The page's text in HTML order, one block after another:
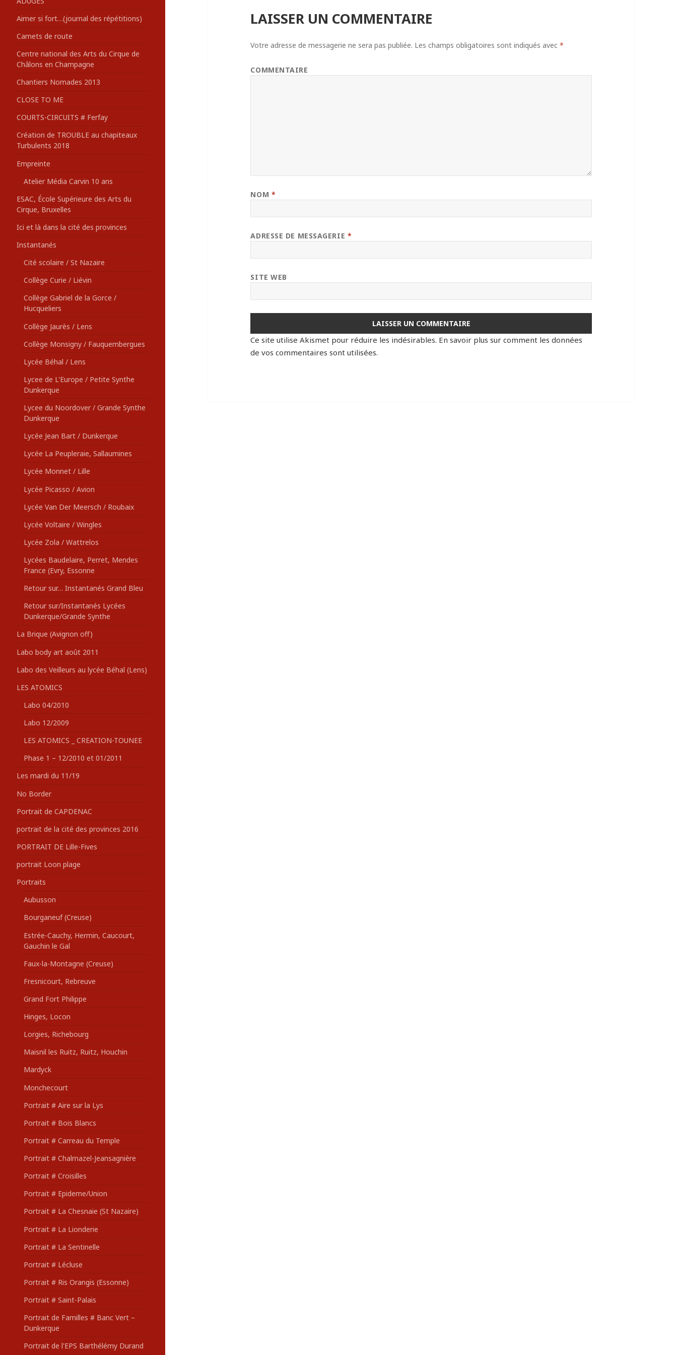
:Aimer si fort…(journal des répétitions)
Carnets de route
Centre national des Arts du Cirque de
Châlons en Champagne
Chantiers Nomades 2013
CLOSE TO ME
COURTS-CIRCUITS # Ferfay
Création de TROUBLE au chapiteaux
Turbulents 2018
Empreinte
Atelier Média Carvin 10 ans
ESAC, École Supérieure des Arts du
Cirque, Bruxelles
Ici et là dans la cité des provinces
Instantanés
Cité scolaire / St Nazaire
Collège Curie / Liévin
Collège Gabriel de la Gorce /
Hucqueliers
Collège Jaurès / Lens
Collège Monsigny / Fauquembergues
Lycée Béhal / Lens
Lycee de L'Europe / Petite Synthe
Dunkerque
Lycee du Noordover / Grande Synthe
Dunkerque
Lycée Jean Bart / Dunkerque
Lycée La Peupleraie, Sallaumines
Lycée Monnet / Lille
Lycée Picasso / Avion
Lycée Van Der Meersch / Roubaix
Lycée Voltaire / Wingles
Lycée Zola / Wattrelos
Lycées Baudelaire, Perret, Mendes
France (Evry, Essonne
Retour sur… Instantanés Grand Bleu
Retour sur/Instantanés Lycées
Dunkerque/Grande Synthe
La Brique (Avignon off)
Labo body art août 2011
Labo des Veilleurs au lycée Béhal (Lens)
LES ATOMICS
Labo 04/2010
Labo 12/2009
LES ATOMICS _ CREATION-TOUNEE
Phase 1 – 12/2010 et 01/2011
Les mardi du 11/19
No Border
Portrait de CAPDENAC
portrait de la cité des provinces 2016
PORTRAIT DE Lille-Fives
portrait Loon plage
Portraits
Aubusson
Bourganeuf (Creuse)
Estrée-Cauchy, Hermin, Caucourt,
Gauchin le Gal
Faux-la-Montagne (Creuse)
Fresnicourt, Rebreuve
Grand Fort Philippe
Hinges, Locon
Lorgies, Richebourg
Maisnil les Ruitz, Ruitz, Houchin
Mardyck
Monchecourt
Portrait # Aire sur la Lys
Portrait # Bois Blancs
Portrait # Carreau du Temple
Portrait # Chalmazel-Jeansagnière
Portrait # Croisilles
Portrait # Epideme/Union
Portrait # La Chesnaie (St Nazaire)
Portrait # La Lionderie
Portrait # La Sentinelle
Portrait # Lécluse
Portrait # Ris Orangis (Essonne)
Portrait # Saint-Palais
Portrait de Familles # Banc Vert –
Dunkerque
Portrait de l'EPS Barthélémy Durand
LAISSER UN COMMENTAIRE
Votre adresse de messagerie ne sera pas publiée. Les champs obligatoires sont indiqués avec*
COMMENTAIRE
NOM *
ADRESSE DE MESSAGERIE *
SITE WEB
Ce site utilise Akismet pour réduire les indésirables. En savoir plus sur comment les données
de vos commentaires sont utilisées.